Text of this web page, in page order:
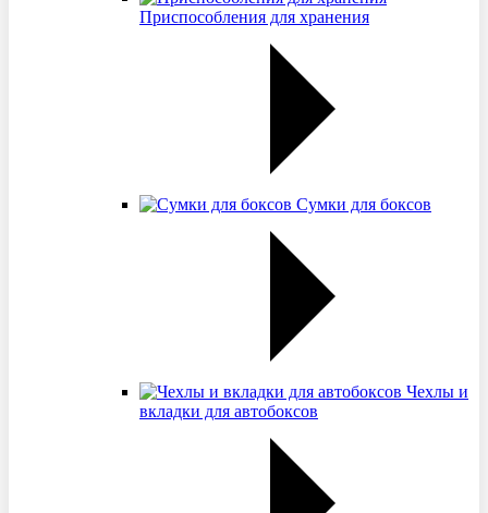
Приспособления для хранения
Сумки для боксов
Чехлы и
вкладки для автобоксов